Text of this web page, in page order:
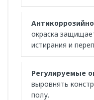
окраска
истирания и
Регулируемые
выровнять
полу.